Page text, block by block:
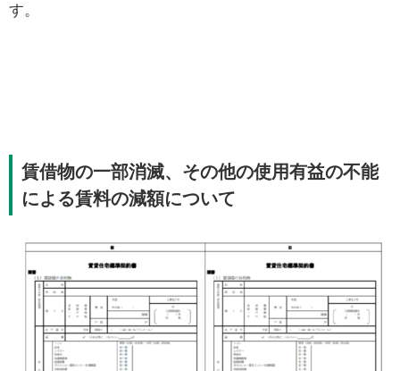
す。
賃借物の一部消滅、その他の使用有益の不能
による賃料の減額について